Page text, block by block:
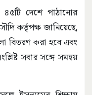
দেশে পাঠানোর
কর্তৃপক্ষ জানিয়েছে,
করা হবে এবং
সবার সঙ্গে সমন্বয়